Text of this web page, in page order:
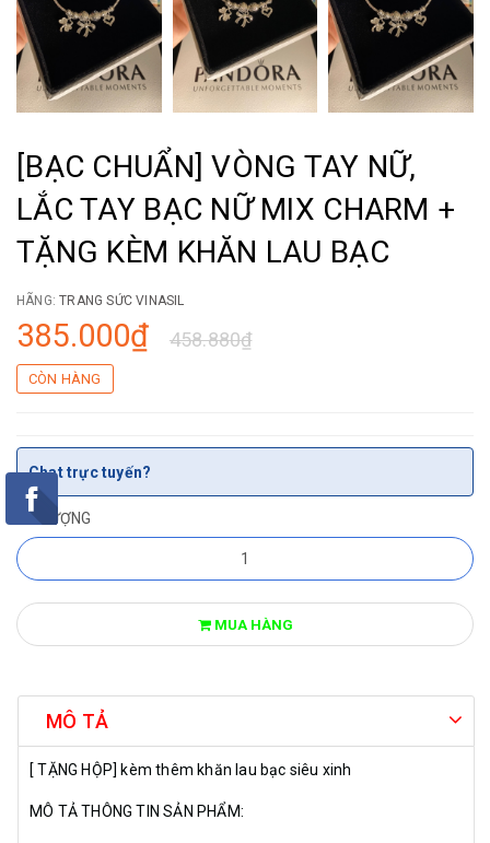
[BẠC CHUẨN] VÒNG TAY NỮ,
LẮC TAY BẠC NỮ MIX CHARM +
TẶNG KÈM KHĂN LAU BẠC
HÃNG:TRANG SỨC VINASIL
385.000₫ 458.880₫
CÒN HÀNG
Chat trực tuyến?
SỐ LƯỢNG
MUA HÀNG
MÔ TẢ
[ TẶNG HỘP] kèm thêm khăn lau bạc siêu xinh
MÔ TẢ THÔNG TIN SẢN PHẨM: